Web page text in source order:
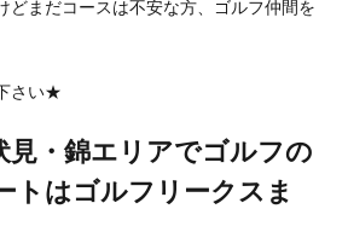
どまだコースは不安な方、ゴルフ仲間を
さい★
見・錦エリアでゴルフの
トはゴルフリークスま